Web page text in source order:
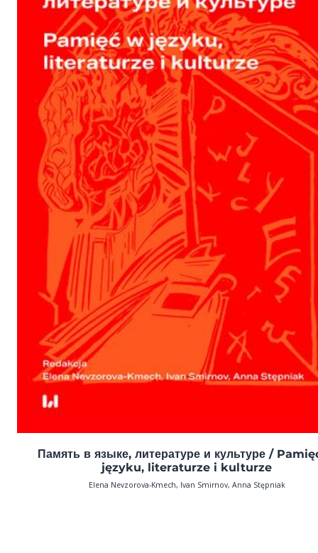
Память в языке, литературе и культуре /
języku, literaturze i kulturze
Elena Nevzorova-Kmech, Ivan Smirnov, Anna Stępniak